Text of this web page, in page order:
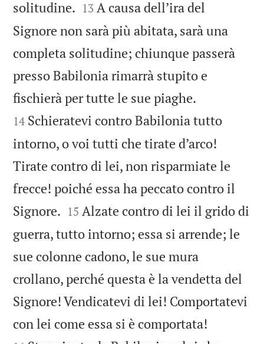
solitudine. 

13 A causa dell’ira del
Signore non sarà più abitata, sarà una
completa solitudine; chiunque passerà
presso Babilonia rimarrà stupito e
fischierà per tutte le sue piaghe.
14 Schieratevi contro Babilonia tutto
intorno, o voi tutti che tirate d’arco!
Tirate contro di lei, non risparmiate le
frecce! poiché essa ha peccato contro il
Signore. 

15 Alzate contro di lei il grido di
guerra, tutto intorno; essa si arrende; le
sue colonne cadono, le sue mura
crollano, perché questa è la vendetta del
Signore! Vendicatevi di lei! Comportatevi
con lei come essa si è comportata!